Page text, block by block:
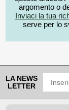
argomento o
Inviaci la tua
serve per lo
LA NEWS
LETTER